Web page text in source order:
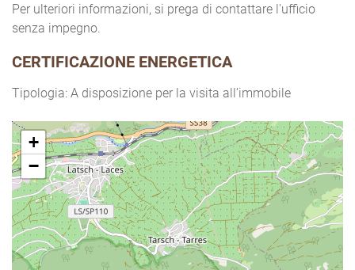
Per ulteriori informazioni, si prega di contattare l'ufficio
senza impegno.
CERTIFICAZIONE ENERGETICA
Tipologia: A disposizione per la visita all’immobile
+
−